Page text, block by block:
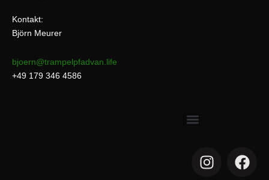
Kontakt:
Björn Meurer
bjoern@trampelpfadvan.life
+49 179 346 4586
I
n
F
a